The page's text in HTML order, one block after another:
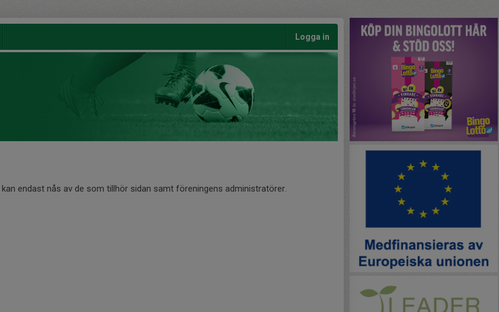
Logga in
endast nås av de som tillhör sidan samt föreningens administratörer.